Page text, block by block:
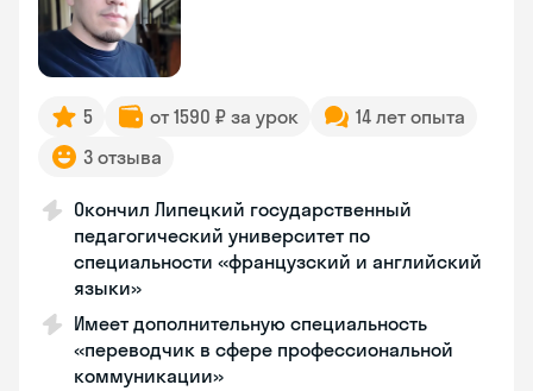
5 от 1590 ₽ за урок
14 лет опыта
3 отзыва
Окончил Липецкий государственный
педагогический университет по
специальности «французский и английский
языки»
Имеет дополнительную специальность
«переводчик в сфере профессиональной
коммуникации»